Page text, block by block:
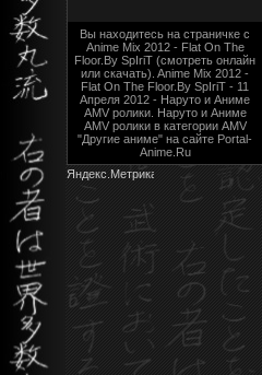
Вы находитесь на страничке с
Anime Mix 2012 - Flat On The
Floor.By SpIriT (смотреть онлайн
или скачать). Anime Mix 2012 -
Flat On The Floor.By SpIriT - 11
Апреля 2012 - Наруто и Аниме
AMV ролики. Наруто и Аниме
AMV ролики в категории AMV
"Другие аниме" на сайте Portal-
Anime.Ru